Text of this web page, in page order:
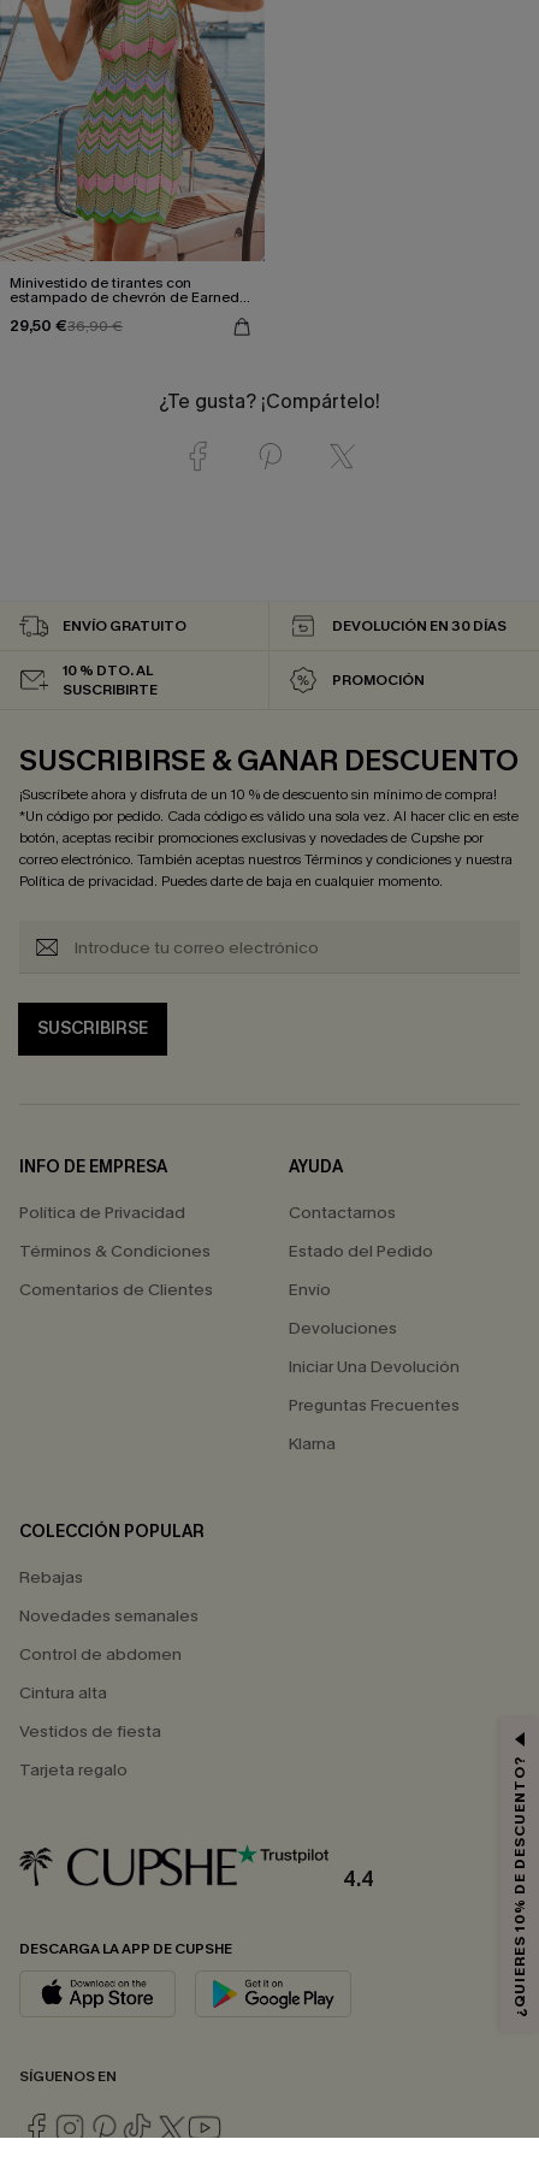
Minivestido de tirantes con
estampado de chevrón de Earned
29,50 €36,90 €
¿Te gusta? ¡Compártelo!
ENVÍO GRATUITO DEVOLUCIÓN EN 30 DÍAS
10 % DTO. AL
SUSCRIBIRTE
PROMOCIÓN
SUSCRIBIRSE & GANAR DESCUENTO
¡Suscríbete ahora y disfruta de un 10 % de descuento sin mínimo de compra!
*Un código por pedido. Cada código es válido una sola vez. Al hacer clic en este
botón, aceptas recibir promociones exclusivas y novedades de Cupshe por
correo electrónico. También aceptas nuestrosTérminos y condicionesy nuestra
Política de privacidad. Puedes darte de baja en cualquier momento.
SUSCRIBIRSE
INFO DE EMPRESA
Política de Privacidad
Términos & Condiciones
Comentarios de Clientes
AYUDA
Contactarnos
Estado del Pedido
Envío
Devoluciones
Iniciar Una Devolución
Preguntas Frecuentes
Klarna
COLECCIÓN POPULAR
Rebajas
Novedades semanales
Control de abdomen
Cintura alta
Vestidos de fiesta
Tarjeta regalo
4.4
DESCARGA LA APP DE CUPSHE
SÍGUENOS EN
¿QUIERES 10% DE DESCUENTO?